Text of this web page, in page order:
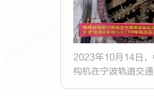
2023年10月14日
构机在宁波轨道交